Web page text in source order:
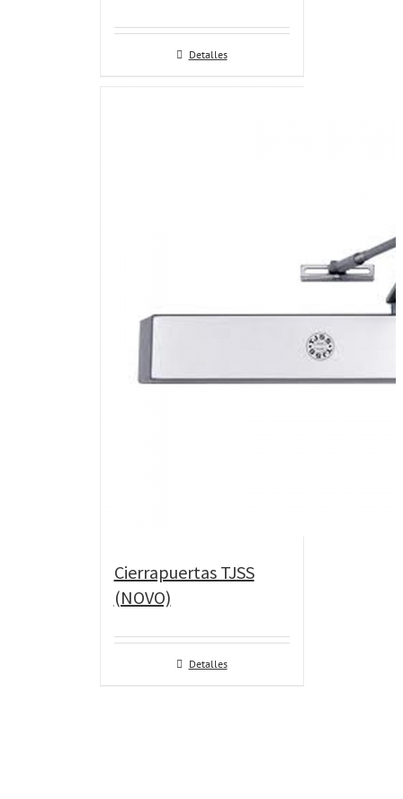
Detalles
Cierrapuertas TJSS
(NOVO)
Detalles